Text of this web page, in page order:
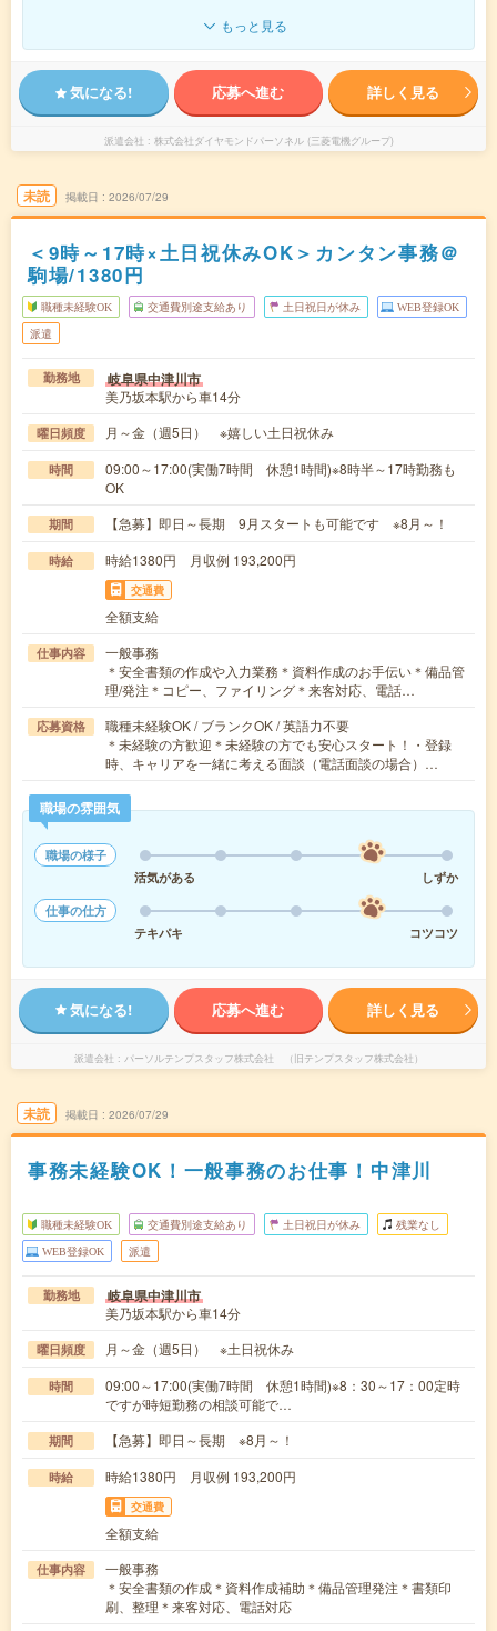
もっと見る
気になる! 応募へ進む 詳しく見る
派遣会社 株式会社ダイヤモンドパーソネル (三菱電機グループ)
未読 掲載日 2026/07/29
＜9時～17時×土日祝休みOK＞カンタン事務＠
駒場/1380円
職種未経験OK 交通費別途支給あり 土日祝日が休み WEB登録OK
派遣
勤務地 岐阜県中津川市
美乃坂本駅から車14分
曜日頻度 月～金（週5日） ※嬉しい土日祝休み
時間
09:00～17:00(実働7時間 休憩1時間)※8時半～17時勤務も
OK
期間 【急募】即日～長期 9月スタートも可能です ※8月～！
時給 時給1380円 月収例 193,200円
交通費
全額支給
仕事内容
一般事務
＊安全書類の作成や入力業務＊資料作成のお手伝い＊備品管
理/発注＊コピー、ファイリング＊来客対応、電話…
応募資格
職種未経験OK / ブランクOK / 英語力不要
＊未経験の方歓迎＊未経験の方でも安心スタート！・登録
時、キャリアを一緒に考える面談（電話面談の場合）…
職場の雰囲気
職場の様子
活気がある
しずか
仕事の仕方
テキパキ
コツコツ
気になる! 応募へ進む 詳しく見る
派遣会社 パーソルテンプスタッフ株式会社 （旧テンプスタッフ株式会社）
未読 掲載日 2026/07/29
事務未経験OK！一般事務のお仕事！中津川
職種未経験OK 交通費別途支給あり 土日祝日が休み 残業なし
WEB登録OK 派遣
勤務地 岐阜県中津川市
美乃坂本駅から車14分
曜日頻度 月～金（週5日） ※土日祝休み
時間
09:00～17:00(実働7時間 休憩1時間)※8：30～17：00定時
ですが時短勤務の相談可能で…
期間 【急募】即日～長期 ※8月～！
時給 時給1380円 月収例 193,200円
交通費
全額支給
仕事内容
一般事務
＊安全書類の作成＊資料作成補助＊備品管理発注＊書類印
刷、整理＊来客対応、電話対応